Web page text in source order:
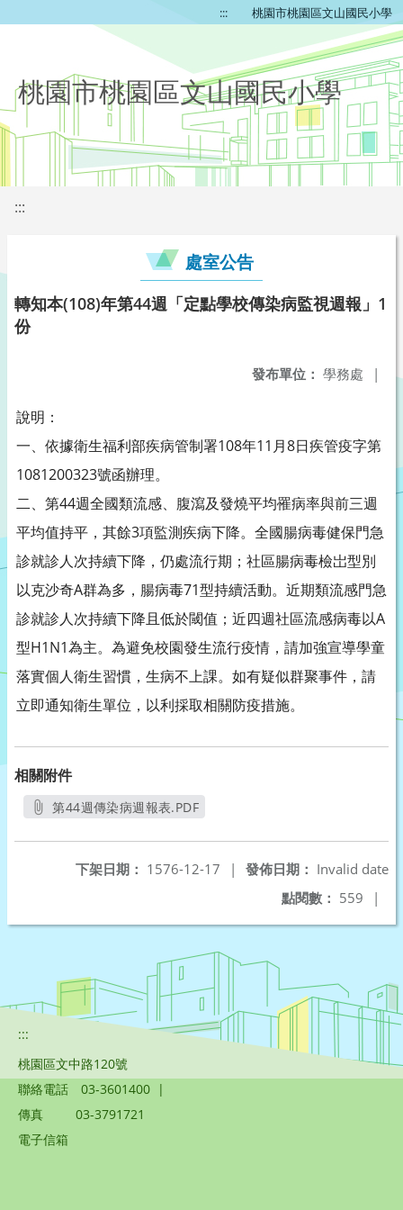
::: 桃園市桃園區文山國民小學
桃園市桃園區文山國民小學
:::
處室公告
轉知本(108)年第44週「定點學校傳染病監視週報」1
份
發布單位： 學務處 |
說明：
一、依據衛生福利部疾病管制署108年11月8日疾管疫字第
1081200323號函辦理。
二、第44週全國類流感、腹瀉及發燒平均罹病率與前三週
平均值持平，其餘3項監測疾病下降。全國腸病毒健保門急
診就診人次持續下降，仍處流行期；社區腸病毒檢岀型別
以克沙奇A群為多，腸病毒71型持續活動。近期類流感門急
診就診人次持續下降且低於閾值；近四週社區流感病毒以A
型H1N1為主。為避免校園發生流行疫情，請加強宣導學童
落實個人衛生習慣，生病不上課。如有疑似群聚事件，請
立即通知衛生單位，以利採取相關防疫措施。
相關附件
第44週傳染病週報表.PDF
發佈日期： Invalid date
下架日期： 1576-12-17
|
點閱數： 559 |
:::
桃園區文中路120號
聯絡電話
03-3601400 |
傳真
03-3791721
電子信箱